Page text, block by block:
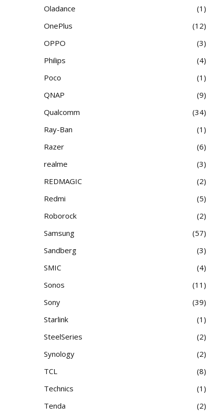
Oladance
1
OnePlus
12
OPPO
3
Philips
4
Poco
1
QNAP
9
Qualcomm
34
Ray-Ban
1
Razer
6
realme
3
REDMAGIC
2
Redmi
5
Roborock
2
Samsung
57
Sandberg
3
SMIC
4
Sonos
11
Sony
39
Starlink
1
SteelSeries
2
Synology
2
TCL
8
Technics
1
Tenda
2